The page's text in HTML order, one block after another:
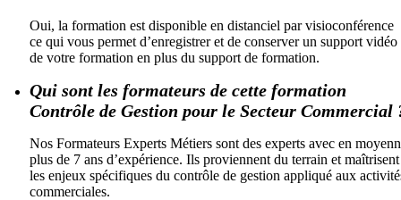
Oui, la formation est disponible en distanciel par visioconférence
ce qui vous permet d’enregistrer et de conserver un support vidéo
de votre formation en plus du support de formation.
Qui sont les formateurs de cette formation
Contrôle de Gestion pour le Secteur Commercial
Nos Formateurs Experts Métiers sont des experts avec en
plus de 7 ans d’expérience. Ils proviennent du terrain et maîtrisent
les enjeux spécifiques du contrôle de gestion appliqué aux
commerciales.